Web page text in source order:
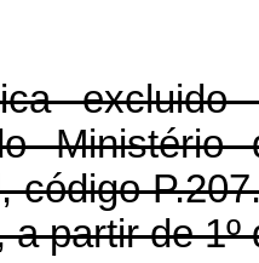
excluido
código
partir de